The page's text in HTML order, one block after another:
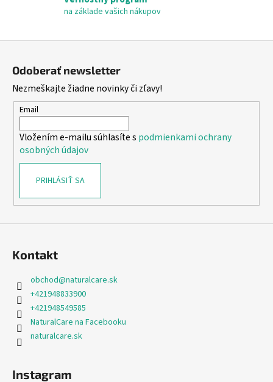
s
u
na základe vašich nákupov
Odoberať newsletter
Nezmeškajte žiadne novinky či zľavy!
Email
Vložením e-mailu súhlasíte s podmienkami ochrany
osobných údajov
PRIHLÁSIŤ SA
Kontakt
obchod@naturalcare.sk
+421948833900
+421948549585
NaturalCare na Facebooku
naturalcare.sk
Instagram